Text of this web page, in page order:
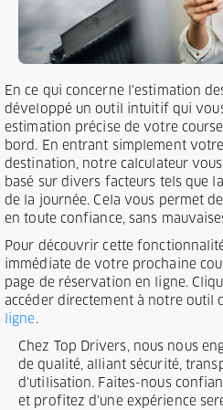
En ce qui concerne l'estimation
développé un outil intuitif qui
estimation précise de votre
bord. En entrant simplement
destination, notre calculateur
basé sur divers facteurs tels que
de la journée. Cela vous permet
en toute confiance, sans
Pour découvrir cette
immédiate de votre prochaine
page de réservation en ligne.
accéder directement à notre outil
ligne.
Chez Top Drivers, nous nous
de qualité, alliant sécurité,
d'utilisation. Faites-nous
et profitez d'une expérience